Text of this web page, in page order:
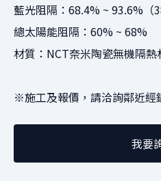
藍光阻隔：68.4% ~ 93.6%（
總太陽能阻隔：60% ~ 68%
材質：NCT奈米陶瓷無機隔熱
※施工及報價，請洽詢鄰近經
我要